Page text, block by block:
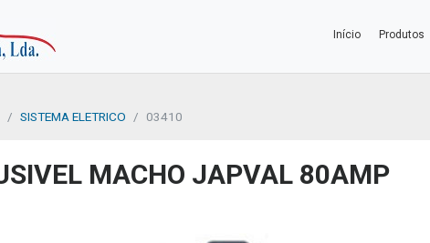
Início Produtos
SISTEMA ELETRICO 03410
MACHO JAPVAL 80AMP